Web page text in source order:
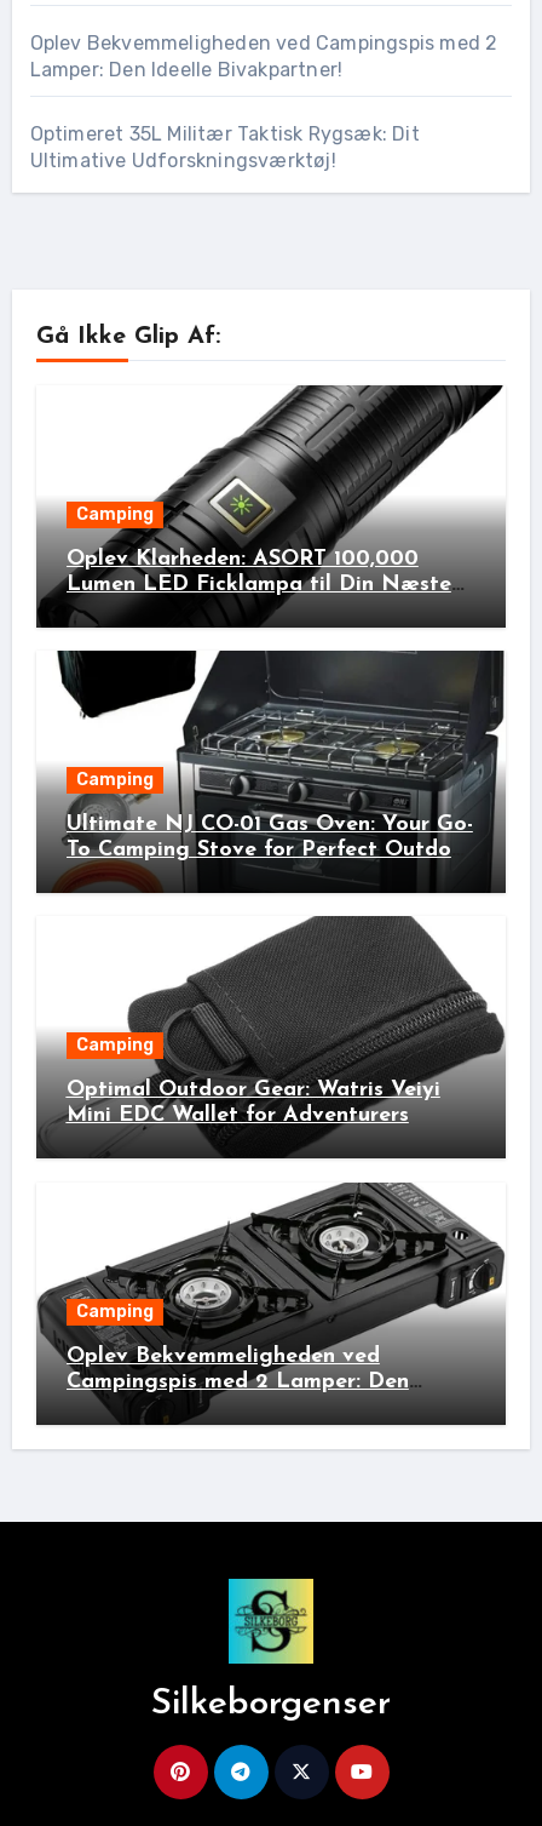
Oplev Bekvemmeligheden ved Campingspis med 2
Lamper: Den Ideelle Bivakpartner!
Optimeret 35L Militær Taktisk Rygsæk: Dit
Ultimative Udforskningsværktøj!
Gå Ikke Glip Af:
Camping
Oplev Klarheden: ASORT 100,000
Lumen LED Ficklampa til Din Næste
Udendørs Eventyr!
Camping
Ultimate NJ CO-01 Gas Oven: Your Go-
To Camping Stove for Perfect Outdoor
Cooking!
Camping
Optimal Outdoor Gear: Watris Veiyi
Mini EDC Wallet for Adventurers
Camping
Oplev Bekvemmeligheden ved
Campingspis med 2 Lamper: Den
Ideelle Bivakpartner!
Silkeborgenser